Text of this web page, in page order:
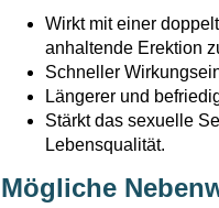
Wirkt mit einer
anhaltende Erektion
Schneller
Längerer und
Stärkt das sexuelle
Lebensqualität.
Mögliche